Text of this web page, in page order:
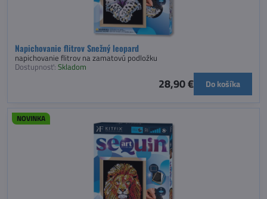
Napichovanie flitrov Snežný leopard
napichovanie flitrov na zamatovú podložku
Dostupnosť: Skladom
28,90 € Do košíka
NOVINKA